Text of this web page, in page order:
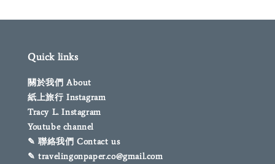
Quick links
關於我們 About
紙上旅行 Instagram
Tracy L. Instagram
Youtube channel
✎ 聯絡我們 Contact us
✎ travelingonpaper.co@gmail.com